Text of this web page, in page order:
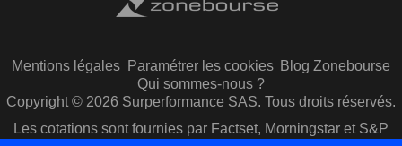
Mentions légales Paramétrer les cookies Blog Zonebourse
Qui sommes-nous ?
Copyright © 2026 Surperformance SAS. Tous droits réservés.
Les cotations sont fournies par Factset, Morningstar et S&P